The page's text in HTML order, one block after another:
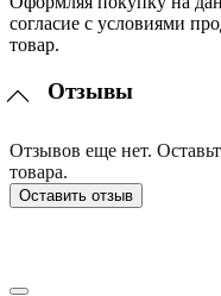
согласие с условиями
товар.
Отзывы
Отзывов еще нет.
товара.
Оставить отзыв